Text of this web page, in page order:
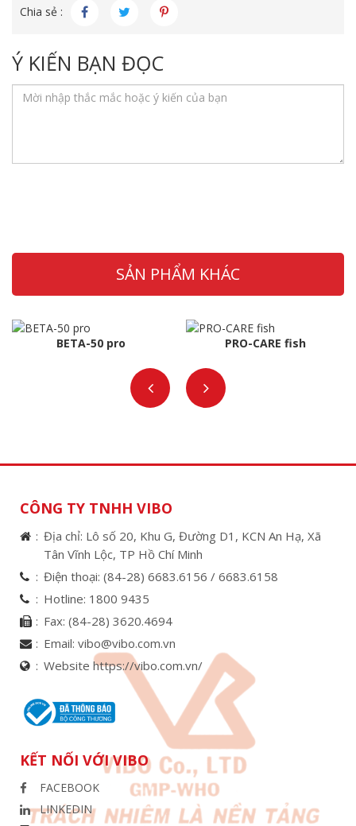
Chia sẻ :
Ý KIẾN BẠN ĐỌC
SẢN PHẨM KHÁC
BETA-50 pro PRO-CARE fish
CÔNG TY TNHH VIBO
Địa chỉ: Lô số 20, Khu G, Đường D1, KCN An Hạ, Xã
Tân Vĩnh Lộc, TP Hồ Chí Minh
Điện thoại: (84-28) 6683.6156 / 6683.6158
Hotline: 1800 9435
Fax: (84-28) 3620.4694
Email: vibo@vibo.com.vn
Website https://vibo.com.vn/
KẾT NỐI VỚI VIBO
FACEBOOK
LINKEDIN